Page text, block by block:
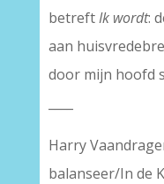
betreftIk wordt:
aan
door mijn hoofd
Harry
balanseer/In de